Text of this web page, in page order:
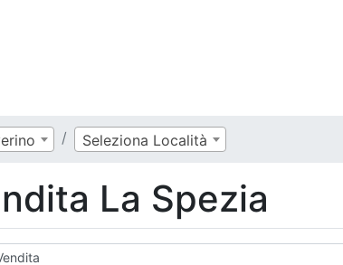
Seleziona Località
La Spezia